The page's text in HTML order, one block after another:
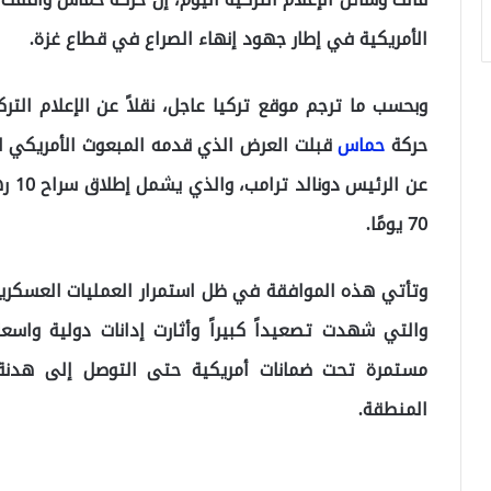
الأمريكية في إطار جهود إنهاء الصراع في قطاع غزة.
وبحسب ما ترجم موقع تركيا عاجل، نقلاً عن الإعلام
حركةحماسقبلت العرض الذي قدمه المبعوث
70 يومًا.
والتي شهدت تصعيداً كبيراً وأثارت إدانات دولية
مستمرة تحت ضمانات أمريكية حتى التوصل إلى
المنطقة.